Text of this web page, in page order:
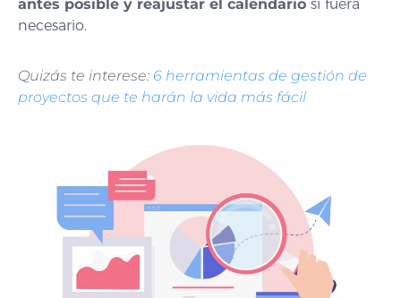
antes posible y reajustar el calendario si fuera
necesario.
Quizás te interese: 6 herramientas de gestión de
proyectos que te harán la vida más fácil